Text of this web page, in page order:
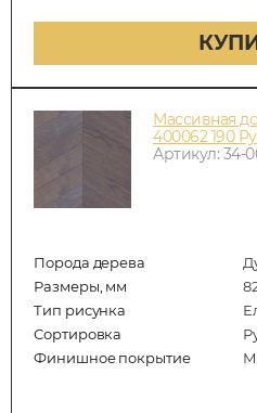
Массивная
400062 190
Артикул: 34-
Порода дерева
Размеры, мм
Тип рисунка
Сортировка
Финишное покрытие